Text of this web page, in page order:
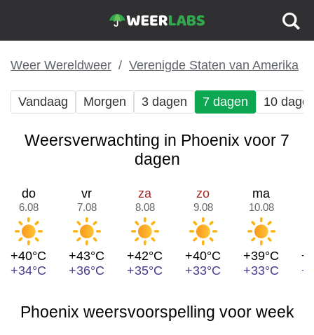
Weer Wereldweer Verenigde Staten van Amerika
Vandaag Morgen 3 dagen 7 dagen 10
Weersverwachting in Phoenix voor 7
dagen
do
6.08
+40°C
+34°C
vr
7.08
+43°C
+36°C
za
8.08
+42°C
+35°C
zo
9.08
+40°C
+33°C
ma
10.08
+39°C
+33°C
Phoenix weersvoorspelling voor week